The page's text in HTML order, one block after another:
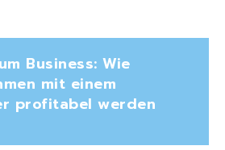
Business: Wie
mit einem
profitabel werden